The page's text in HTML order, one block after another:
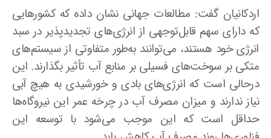
اردکانیان گفت: مطالعات جهانی نشان داده که کشورهایی
که دارای سهم قابل‌توجهی از انرژی‌های تجدیدپذیر در سبد
انرژی خود هستند، می‌توانند به‌طور متفاوتی از سیستم‌های
متکی بر سوخت‌های فسیلی بر منابع آب تأثیر بگذارند. این
درحالی‌ است که انرژی‌های بادی و خورشیدی به هیچ آبی
نیاز ندارند و میزان مصرف آب در چرخه عمر این نیروگاه‌ها
حداقل است که این موجب می‌شود با توسعه این